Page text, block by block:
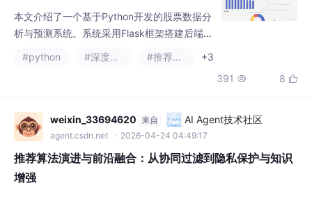
数据分析 可视化 深度学习 大数据 爬虫
（建议收藏）✅
本文介绍了一个基于Python开发的股票数据分
析与预测系统。系统采用Flask框架搭建后端服
务，通过爬虫从雪球网采集股票数据，使用LS
TM深度学习算法进行股价预测，并利用Echart
价区间占比）；2）股价与成交量散点图分
析；3）股票数据中心查询；4）基于LSTM的
股价预测；5）后台数据管理（含19万条历史
数据）；6）
#python #深度学习 #推荐算法
+3
391  8 
weixin_33694620 来自 AI Agent技术社区
agent.csdn.net · 2026-04-24 04:49:17
推荐算法演进与前沿融合：从协同过滤到隐私保护与知识
增强